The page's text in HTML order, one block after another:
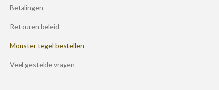
Betalingen
Retouren beleid
Monster tegel bestellen
Veel gestelde vragen